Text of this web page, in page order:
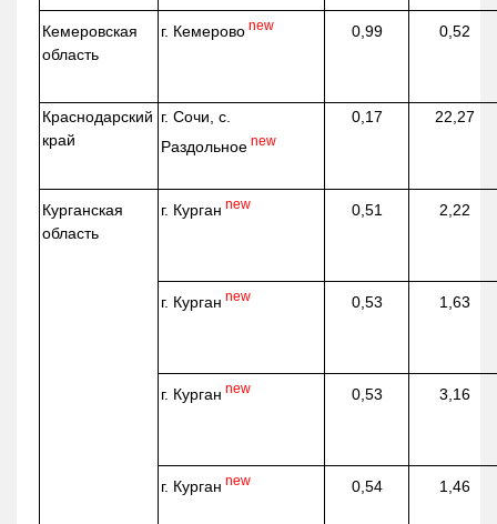
Кемеровская
область
г. Кемерово new 0,99 0,52
Краснодарский
край
г. Сочи, с.
Раздольное new
0,17 22,27
Курганская
область
г. Курган new 0,51 2,22
г. Курган new 0,53 1,63
г. Курган new 0,53 3,16
г. Курган new 0,54 1,46